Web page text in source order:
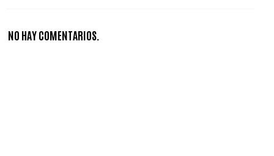
NO HAY COMENTARIOS.